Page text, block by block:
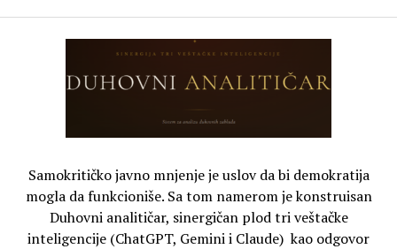
Samokritičko javno mnjenje je uslov da bi demokratija
mogla da funkcioniše. Sa tom namerom je konstruisan
Duhovni analitičar, sinergičan plod tri veštačke
inteligencije (ChatGPT, Gemini i Claude) kao odgovor